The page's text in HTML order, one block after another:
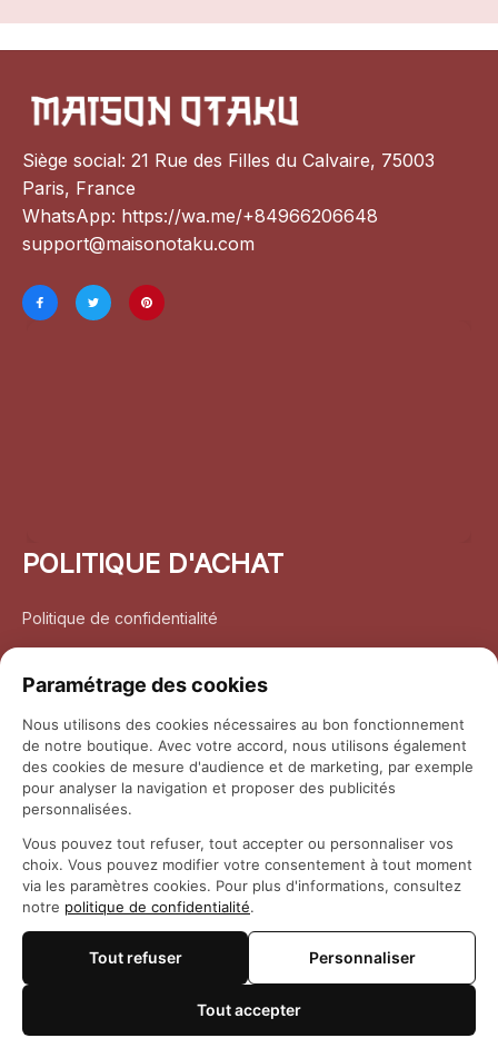
Siège social: 21 Rue des Filles du Calvaire, 75003
Paris, France
WhatsApp: https://wa.me/+84966206648
support@maisonotaku.com
POLITIQUE D'ACHAT
Politique de confidentialité
Politique de retour et remboursement
Coordonnées
Questions fréquemment posées
© 2026 Maison Otaku
Paramétrage des cookies
Nous utilisons des cookies nécessaires au bon fonctionnement
de notre boutique. Avec votre accord, nous utilisons également
des cookies de mesure d'audience et de marketing, par exemple
pour analyser la navigation et proposer des publicités
personnalisées.
Vous pouvez tout refuser, tout accepter ou personnaliser vos
choix. Vous pouvez modifier votre consentement à tout moment
via les paramètres cookies. Pour plus d'informations, consultez
notre politique de confidentialité.
Tout refuser Personnaliser
Tout accepter